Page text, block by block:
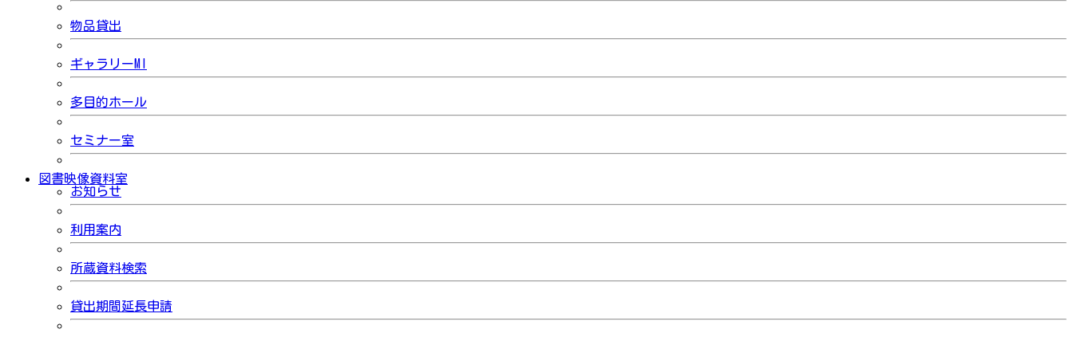
物品貸出
ギャラリーMI
多目的ホール
セミナー室
図書映像資料室
お知らせ
利用案内
所蔵資料検索
貸出期間延長申請